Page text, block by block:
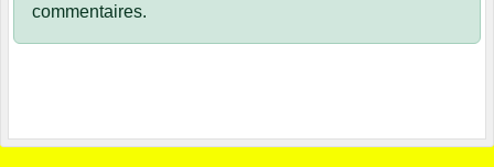
commentaires.